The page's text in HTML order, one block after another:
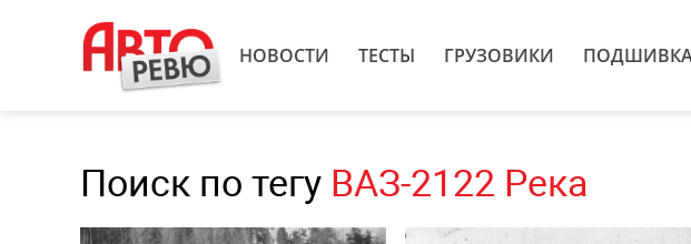
НОВОСТИ ТЕСТЫ ГРУЗОВИКИ
Поиск по тегу ВАЗ-2122 Река